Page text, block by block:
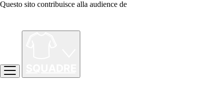
Questo sito contribuisce alla audience de